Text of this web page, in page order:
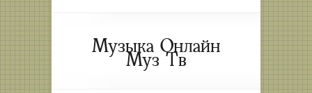
Музыка Онлайн
Муз Тв